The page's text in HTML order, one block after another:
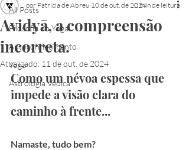
All Posts
Filosofia do Yoga
Autoconhecimento
Yoga
Astrologia Védica
Avidyā, a compreensão
incorreta.
por Patricia de Abreu 10 de out. de 20242 min de leitura
Atualizado: 11 de out. de 2024
Como um névoa espessa que
impede a visão clara do
caminho à frente...
Namaste, tudo bem?